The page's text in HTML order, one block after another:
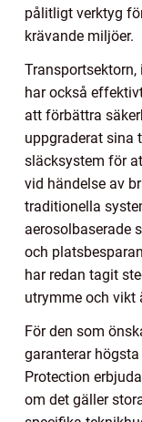
pålitligt verktyg
krävande miljöer.
har också
att förbättra
uppgraderat sina
släcksystem för
vid händelse av
traditionella
aerosolbaserade
och
har redan tagit
utrymme och vikt
För den som
garanterar
Protection
om det gäller